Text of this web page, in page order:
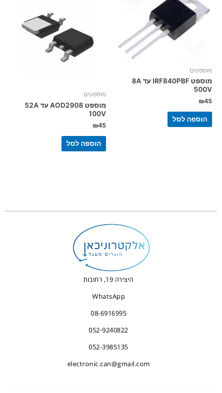
מוספטים
מוספט IRF840PBF עד 8A
500V
₪45
הוספה לסל
מוספטים
מוספט AOD2908 עד 52A
100V
₪45
הוספה לסל
היצירה 19, רחובות
WhatsApp
08-6916995
052-9240822
052-3985135
electronic.can@gmail.com